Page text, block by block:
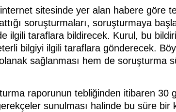
sitesinde yer alan habere göre
soruşturmaları, soruşturmaya
ilgili taraflara bildirecek. Kurul, bu
bilgiyi ilgili taraflara gönderecek.
sağlanması hem de soruşturma
raporunun tebliğinden itibaren 30
sunulması halinde bu süre bir